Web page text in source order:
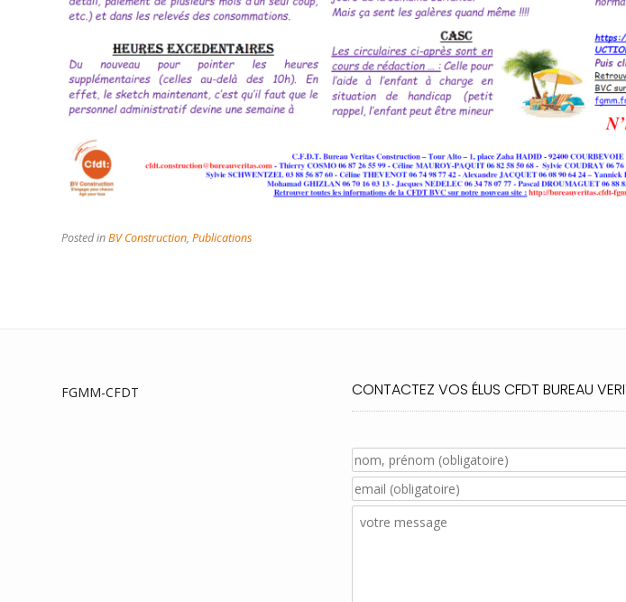
Posted inBV Construction, Publications
FGMM-CFDT CONTACTEZ VOS ÉLUS CFDT BUREAU